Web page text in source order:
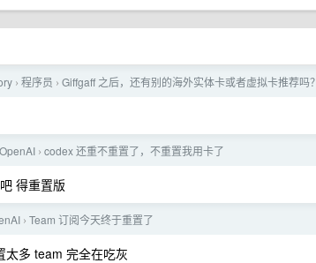
› 程序员 › Giffgaff 之后，还有别的海外实体卡或者虚拟卡推荐吗？
OpenAI › codex 还重不重置了，不重置我用卡了
得重置版
› Team 订阅今天终于重置了
多 team 完全在吃灰